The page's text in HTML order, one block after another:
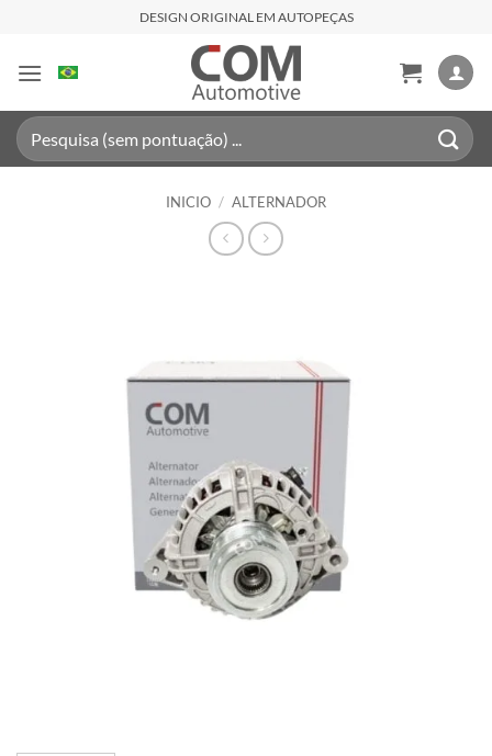
contenido
DESIGN ORIGINAL EM AUTOPEÇAS
Buscar
por:
INICIO / ALTERNADOR